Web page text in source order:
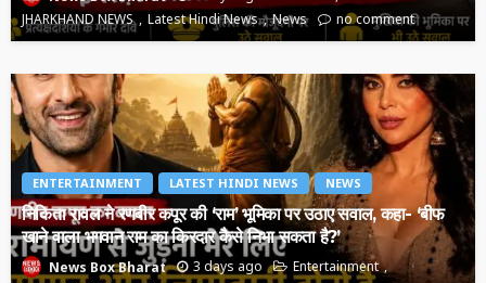
JHARKHAND NEWS
Latest Hindi News News no comment
ENTERTAINMENT LATEST HINDI NEWS NEWS
निकिता रावल ने रणबीर कपूर की ‘राम’ भूमिका पर उठाए सवाल, कहा- ‘बीफ
खाने वाला भगवान राम का किरदार कैसे निभा सकता है?’
News Box Bharat 3 days ago
Entertainment